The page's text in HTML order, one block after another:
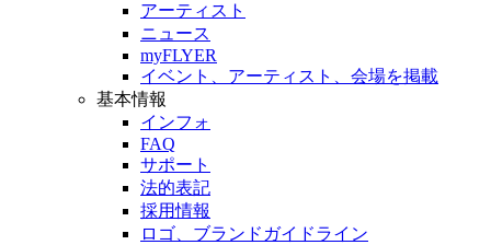
アーティスト
ニュース
myFLYER
イベント、アーティスト、会場を掲載
基本情報
インフォ
FAQ
サポート
法的表記
採用情報
ロゴ、ブランドガイドライン